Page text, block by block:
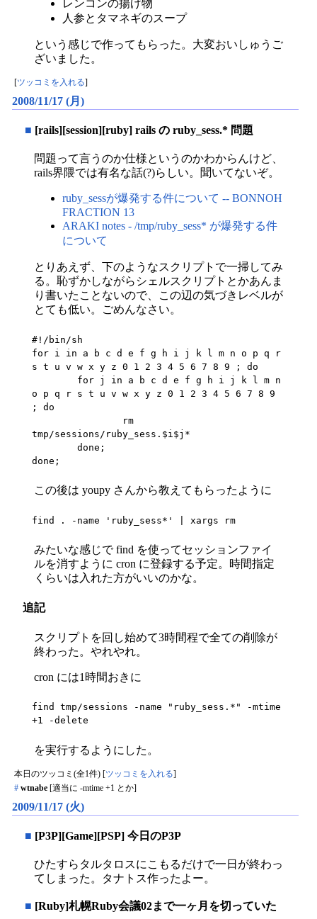
レンコンの揚げ物
人参とタマネギのスープ
という感じで作ってもらった。大変おいしゅうご
ざいました。
ツッコミを入れる
2008/11/17 (月)
■ [rails][session][ruby] rails の ruby_sess.* 問題
問題って言うのか仕様というのかわからんけど、
rails界隈では有名な話(?)らしい。聞いてないぞ。
ruby_sessが爆発する件について -- BONNOH
FRACTION 13
ARAKI notes - /tmp/ruby_sess* が爆発する件
について
とりあえず、下のようなスクリプトで一掃してみ
る。恥ずかしながらシェルスクリプトとかあんま
り書いたことないので、この辺の気づきレベルが
とても低い。ごめんなさい。
#!/bin/sh
for i in a b c d e f g h i j k l m n o p q r
s t u v w x y z 0 1 2 3 4 5 6 7 8 9 ; do
o p q r s t u v w x y z 0 1 2 3 4 5 6 7 8 9
; do
tmp/sessions/ruby_sess.$i$j*
done;
この後は youpy さんから教えてもらったように
find . -name 'ruby_sess*' | xargs rm
みたいな感じで find を使ってセッションファイ
ルを消すように cron に登録する予定。時間指定
くらいは入れた方がいいのかな。
追記
スクリプトを回し始めて3時間程で全ての削除が
終わった。やれやれ。
cron には1時間おきに
find tmp/sessions -name "ruby_sess.*" -mtime
+1 -delete
を実行するようにした。
本日のツッコミ(全1件) [ツッコミを入れる]
# wtnabe [適当に -mtime +1 とか]
2009/11/17 (火)
■ [P3P][Game][PSP] 今日のP3P
ひたすらタルタロスにこもるだけで一日が終わっ
てしまった。タナトス作ったよー。
■ [Ruby]札幌Ruby会議02まで一ヶ月を切っていた